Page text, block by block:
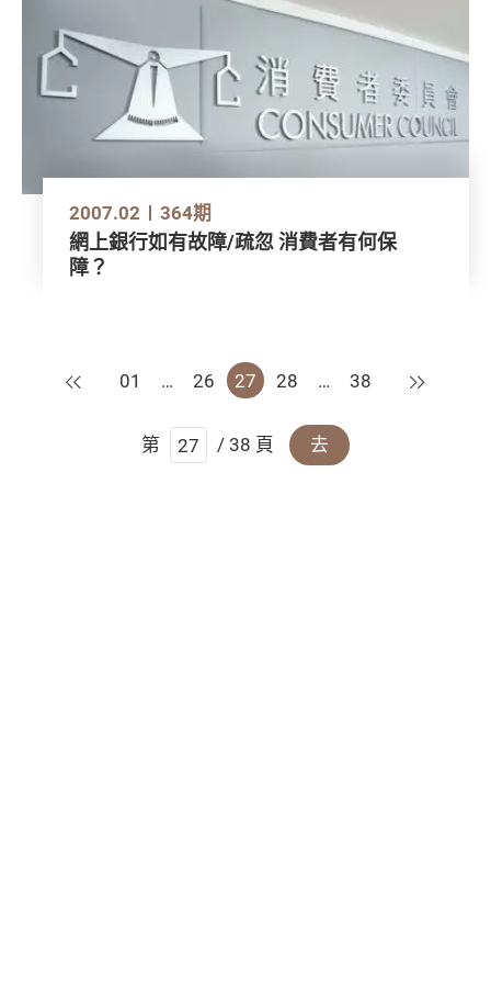
2007.02 364期
網上銀行如有故障/疏忽 消費者有何保
障？
上一頁
01 … 26 27 28 … 38 下一頁
第 / 38 頁 去